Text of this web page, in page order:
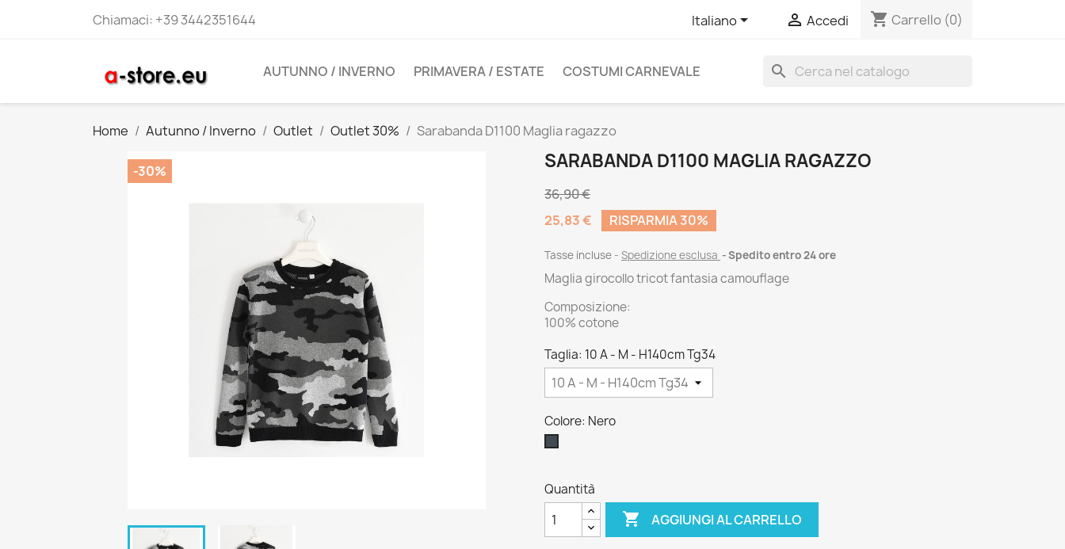
Chiamaci: +39 3442351644 Italiano  Accedi shopping_cart Carrello (0)
AUTUNNO / INVERNO PRIMAVERA / ESTATE COSTUMI CARNEVALE search
Home Autunno / Inverno Outlet Outlet 30% Sarabanda D1100 Maglia ragazzo
-30% SARABANDA D1100 MAGLIA RAGAZZO
36,90 €
25,83 €
RISPARMIA 30%
Tasse incluse Spedizione esclusa Spedito entro 24 ore
Maglia girocollo tricot fantasia camouflage
Composizione:
100% cotone
Taglia: 10 A - M - H140cm Tg34
Colore: Nero
Quantità
 AGGIUNGI AL CARRELLO